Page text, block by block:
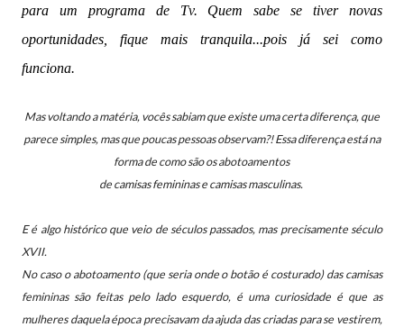
para um programa de Tv. Quem sabe se tiver novas
oportunidades, fique mais tranquila...pois já sei como
funciona.
Mas voltando a matéria, vocês sabiamque existe uma certa diferença, que
parece simples, mas que poucas pessoas observam?! Essa diferença está na
forma de como são os abotoamentos
de camisas femininas e camisas masculinas.
E é algo histórico que veio de séculos passados, mas precisamente século
XVII.
No caso o abotoamento (que seria onde o botão é costurado) das camisas
femininas são feitas pelo lado esquerdo, é uma curiosidade é que as
mulheres daquela época precisavam da ajuda das criadas para se vestirem,